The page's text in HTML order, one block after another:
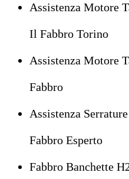
Assistenza Motore
Il Fabbro Torino
Assistenza Motore
Fabbro
Assistenza
Fabbro Esperto
Fabbro Banchette